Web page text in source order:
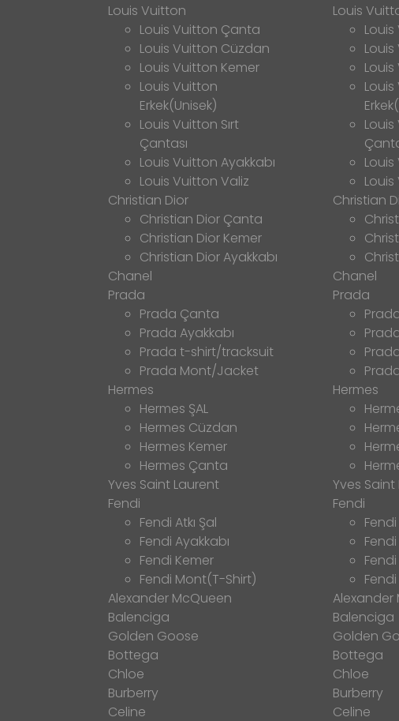
Louis Vuitton
Louis Vuitton Çanta
Louis Vuitton Cüzdan
Louis Vuitton Kemer
Louis Vuitton
Erkek(Unisek)
Louis Vuitton Sırt
Çantası
Louis Vuitton Ayakkabı
Louis Vuitton Valiz
Christian Dior
Christian Dior Çanta
Christian Dior Kemer
Christian Dior Ayakkabı
Chanel
Prada
Prada Çanta
Prada Ayakkabı
Prada t-shirt/tracksuit
Prada Mont/Jacket
Hermes
Hermes ŞAL
Hermes Cüzdan
Hermes Kemer
Hermes Çanta
Yves Saint Laurent
Fendi
Fendi Atkı Şal
Fendi Ayakkabı
Fendi Kemer
Fendi Mont(T-Shirt)
Alexander McQueen
Balenciga
Golden Goose
Bottega
Chloe
Burberry
Celine
Louis
Louis
Christian
Chanel
Prada
Hermes
Yves
Fendi
Fendi
Alexander
Balenciga
Golden
Bottega
Chloe
Burberry
Celine